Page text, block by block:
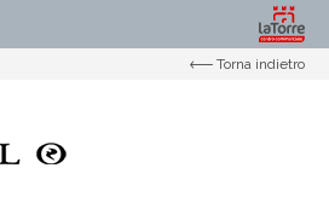
Torna indietro